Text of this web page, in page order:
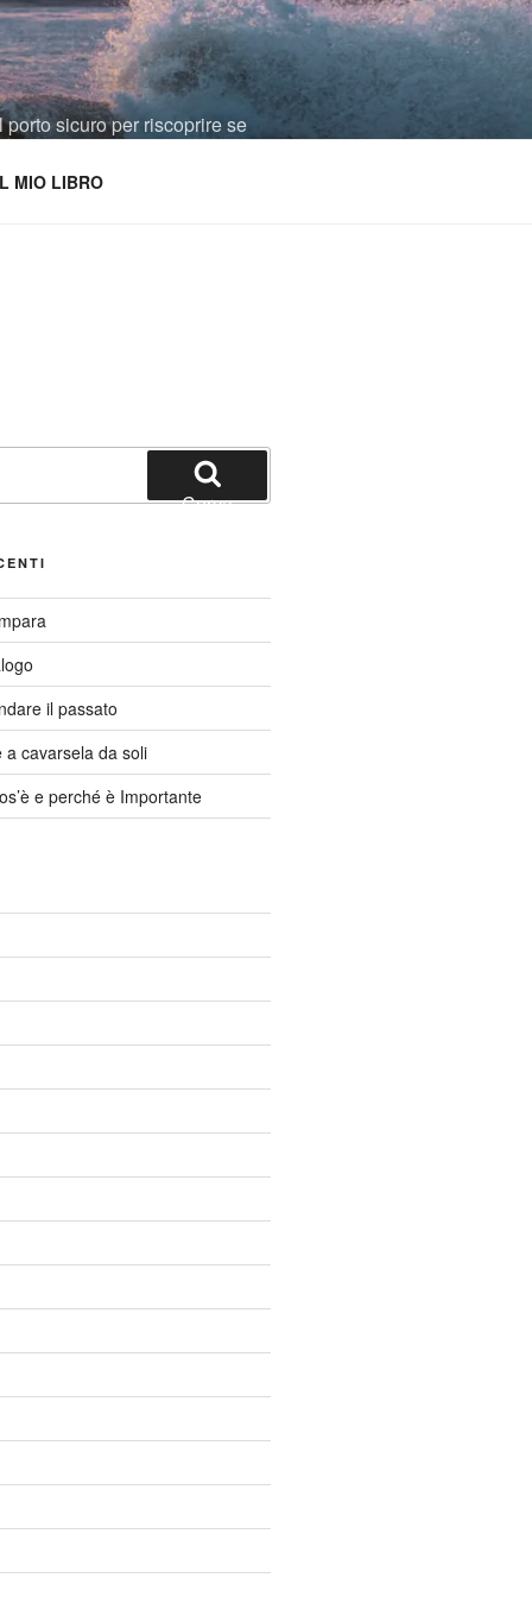
sicuro per riscoprire se
MIO LIBRO
Cerca
il passato
cavarsela da soli
e perché è Importante